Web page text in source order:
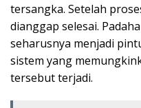
tersangka. Setelah
dianggap selesai.
seharusnya menjadi
sistem yang
tersebut terjadi.